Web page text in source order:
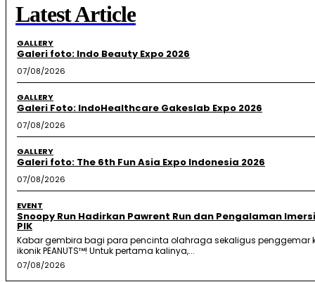
Latest Article
GALLERY
Galeri foto: Indo Beauty Expo 2026
07/08/2026
GALLERY
Galeri Foto: IndoHealthcare Gakeslab Expo 2026
07/08/2026
GALLERY
Galeri foto: The 6th Fun Asia Expo Indonesia 2026
07/08/2026
EVENT
Snoopy Run Hadirkan Pawrent Run dan Pengalaman
PIK
Kabar gembira bagi para pencinta olahraga sekaligus penggemar
ikonik PEANUTS™! Untuk pertama kalinya,...
07/08/2026